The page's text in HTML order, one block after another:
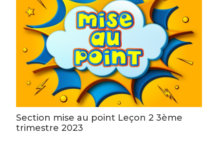
Section mise au point Leçon 2 3ème
trimestre 2023